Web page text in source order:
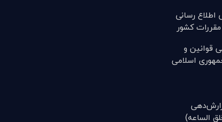
اطلاع رسانی
کشور
قوانين و
اسلامی
الساعه)